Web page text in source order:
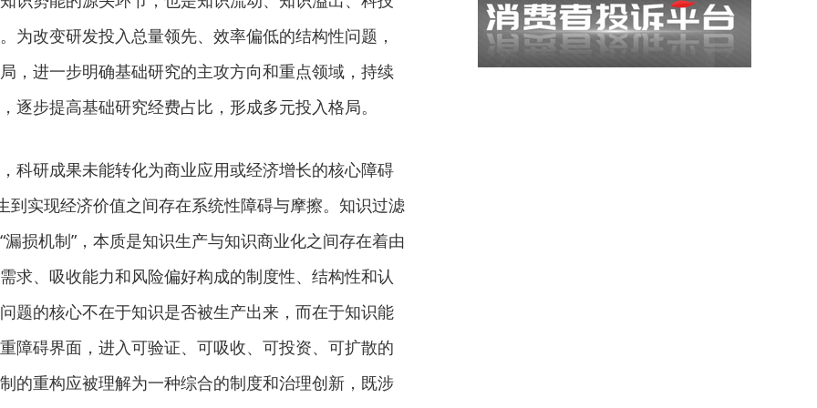
为改变研发投入总量领先、效率偏低的结构性问题，
，进一步明确基础研究的主攻方向和重点领域，持续
逐步提高基础研究经费占比，形成多元投入格局。
研成果未能转化为商业应用或经济增长的核心障碍
到实现经济价值之间存在系统性障碍与摩擦。知识过滤
损机制”，本质是知识生产与知识商业化之间存在着由
求、吸收能力和风险偏好构成的制度性、结构性和认
题的核心不在于知识是否被生产出来，而在于知识能
障碍界面，进入可验证、可吸收、可投资、可扩散的
的重构应被理解为一种综合的制度和治理创新，既涉